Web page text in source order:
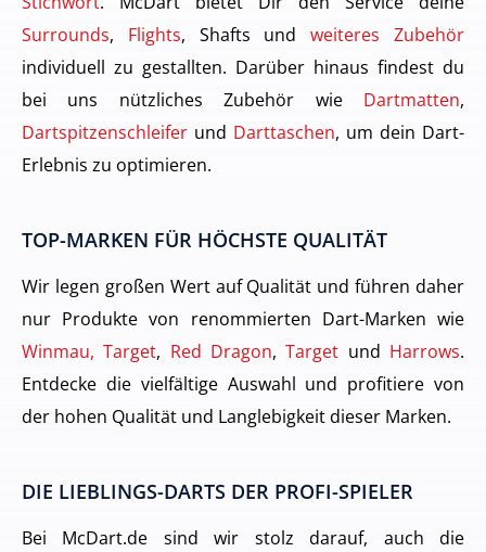
Surrounds, Flights, Shafts undweiteres Zubehör
individuell zu gestallten. Darüber hinaus findest du
bei uns nützliches Zubehör wie Dartmatten,
Dartspitzenschleifer und Darttaschen, um dein Dart-
Erlebnis zu optimieren.
TOP-MARKEN FÜR HÖCHSTE QUALITÄT
Wir legen großen Wert auf Qualität und führen daher
nur Produkte von renommierten Dart-Marken wie
Winmau, Target, Red Dragon,Target und Harrows.
Entdecke die vielfältige Auswahl und profitiere von
der hohen Qualität und Langlebigkeit dieser Marken.
DIE LIEBLINGS-DARTS DER PROFI-SPIELER
Bei McDart.de sind wir stolz darauf, auch die